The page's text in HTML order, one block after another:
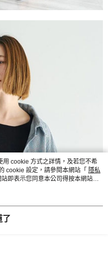
cookie 方式之詳情，及若您不希
cookie 設定，請參閱本網站「 隱私
即表示您同意本公司得按本網站使
了